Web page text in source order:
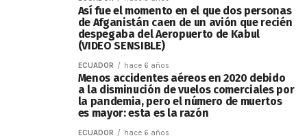
Así fue el momento en el que dos personas
de Afganistán caen de un avión que recién
despegaba del Aeropuerto de Kabul
(VIDEO SENSIBLE)
ECUADOR hace 6 años
Menos accidentes aéreos en 2020 debido
a la disminución de vuelos comerciales por
la pandemia, pero el número de muertos
es mayor: esta es la razón
ECUADOR hace 6 años